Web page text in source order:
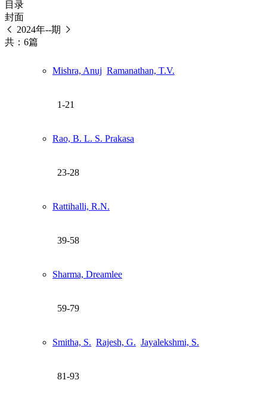
目录
封面
2024年--期
共：6篇
Mishra, Anuj Ramanathan, T.V.
1-21
Rao, B. L. S. Prakasa
23-28
Rattihalli, R.N.
39-58
Sharma, Dreamlee
59-79
Smitha, S. Rajesh, G. Jayalekshmi, S.
81-93